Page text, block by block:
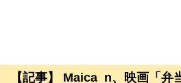
【記事】 Maica_n、映画「弁